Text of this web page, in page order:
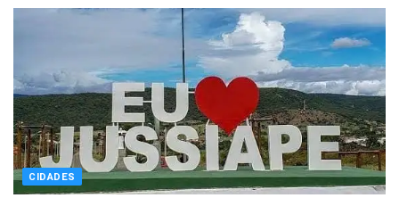
CIDADES